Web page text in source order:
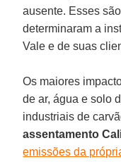
ausente. Esses
determinaram a
Vale e de suas
Os maiores
de ar, água e solo
industriais de
assentamento
emissões da